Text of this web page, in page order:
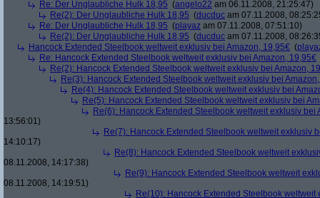
Re: Der Unglaubliche Hulk 18,95 (angelo22 am 06.11.2008, 21:25:47)
Re(2): Der Unglaubliche Hulk 18,95 (ducduc am 07.11.2008,
Re: Der Unglaubliche Hulk 18,95 (playaz am 07.11.2008, 07:51:10)
Re(2): Der Unglaubliche Hulk 18,95 (ducduc am 07.11.2008,
Hancock Extended Steelbook weltweit exklusiv bei Amazon, 19,95€ (
Re: Hancock Extended Steelbook weltweit exklusiv bei Amazon, 19,95€
Re(2): Hancock Extended Steelbook weltweit exklusiv bei Amazon,
Re(3): Hancock Extended Steelbook weltweit exklusiv bei
Re(4): Hancock Extended Steelbook weltweit exklusiv bei
Re(5): Hancock Extended Steelbook weltweit exklusiv bei
Re(6): Hancock Extended Steelbook weltweit exklusiv bei
13:56:01)
Re(7): Hancock Extended Steelbook weltweit exklusiv
14:10:17)
Re(8): Hancock Extended Steelbook weltweit
08.11.2008, 14:17:38)
Re(9): Hancock Extended Steelbook weltweit
08.11.2008, 14:19:51)
Re(10): Hancock Extended Steelbook weltweit